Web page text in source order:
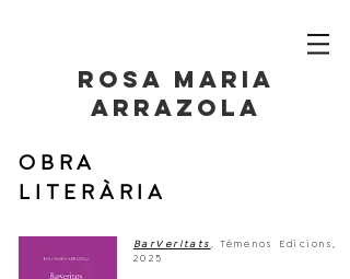
ROSA maria
ARRAZOLA
OBRA
LITERÀRIA
BarVeritats
Témenos Edicions,
2025